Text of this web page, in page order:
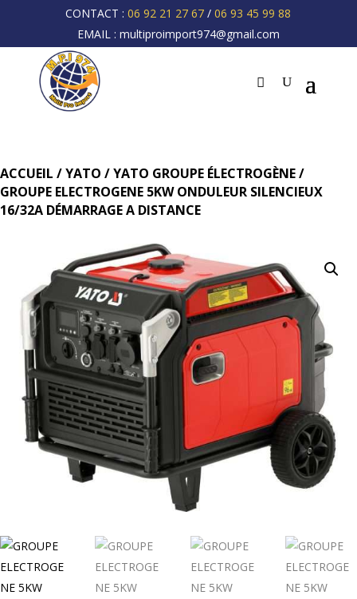
CONTACT :06 92 21 27 67 /06 93 45 99 88
EMAIL : multiproimport974@gmail.com
ACCUEIL /YATO /YATO GROUPE ÉLECTROGÈNE/
GROUPE ELECTROGENE 5KW ONDULEUR SILENCIEUX
16/32A DÉMARRAGE A DISTANCE